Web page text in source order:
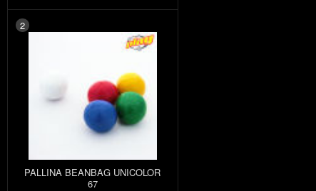
2
PALLINA BEANBAG UNICOLOR
67